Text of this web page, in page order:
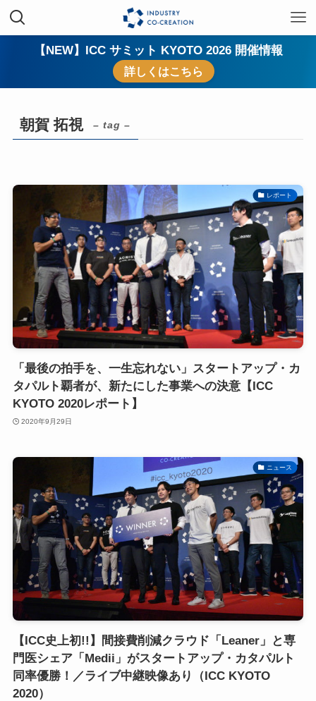
【NEW】ICC サミット KYOTO 2026 開催情報
詳しくはこちら
朝賀 拓視 – tag –
レポート
「最後の拍手を、一生忘れない」スタートアップ・カ
タパルト覇者が、新たにした事業への決意【ICC
KYOTO 2020レポート】
2020年9月29日
ニュース
【ICC史上初!!】間接費削減クラウド「Leaner」と専
門医シェア「Medii」がスタートアップ・カタパルト
同率優勝！／ライブ中継映像あり（ICC KYOTO
2020）